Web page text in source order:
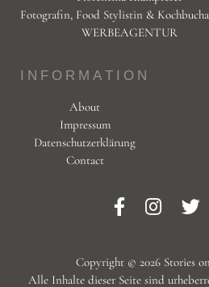
Fotografin, Food Stylistin &
WERBEAGENTUR
INFORMATION
About
Impressum
Datenschutzerklärung
Contact
Copyright © 2026 Stories
Alle Inhalte dieser Seite sind